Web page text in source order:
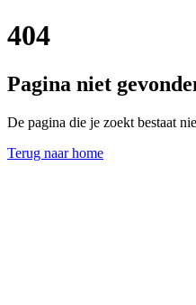
404
Pagina niet
De pagina die je zoekt bestaat
Terug naar home